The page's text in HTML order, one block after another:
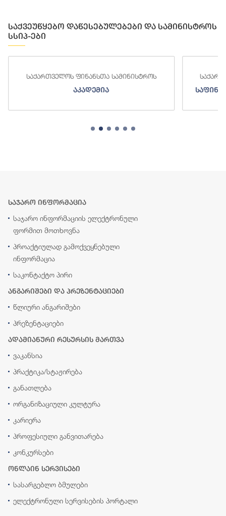
საქვეუწყებო დაწესებულებები და სამინისტროს
სსიპ-ები
სამინისტროს
საქართველოს ფინანსთა
საფინანსო-ანალიტიკური
საჯარო ინფორმაცია
საჯარო ინფორმაციის ელექტრონული
ფორმით მოთხოვნა
პროაქტიულად გამოქვეყნებული
ინფორმაცია
საკონტაქტო პირი
ანგარიშები და პრეზენტაციები
წლიური ანგარიშები
პრეზენტაციები
ადამიანური რესურსის მართვა
ვაკანსია
პრაქტიკა/სტაჟირება
განათლება
ორგანიზაციული კულტურა
კარიერა
პროფესიული განვითარება
კონკურსები
ონლაინ სერვისები
სასარგებლო ბმულები
ელექტრონული სერვისების პორტალი